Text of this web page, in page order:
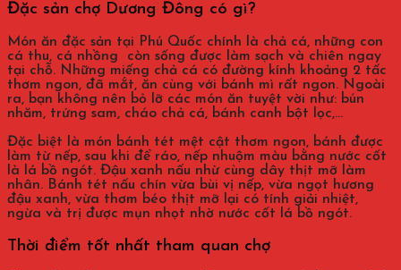
Đặc sản chợ Dương Đông có gì?
Món ăn đặc sản tại Phú Quốc chính là chả cá, những con
cá thu, cá nhồng còn sống được làm sạch và chiên ngay
tại chỗ. Những miếng chả cá có đường kính khoảng 2 tấc
thơm ngon, đã mắt, ăn cùng với bánh mì rất ngon. Ngoài
ra, bạn không nên bỏ lỡ các món ăn tuyệt vời như: bún
nhăm, trứng sam, cháo chả cá, bánh canh bột lọc,…
Đặc biệt là món bánh tét mệt cật thơm ngon, bánh được
làm từ nếp, sau khi để ráo, nếp nhuộm màu bằng nước cốt
là lá bồ ngót. Đậu xanh nấu nhừ cùng dây thịt mỡ làm
nhân. Bánh tét nấu chín vừa bùi vị nếp, vừa ngọt hương
đậu xanh, vừa thơm béo thịt mỡ lại có tính giải nhiệt,
ngừa và trị được mụn nhọt nhờ nước cốt lá bồ ngót.
Thời điểm tốt nhất tham quan chợ